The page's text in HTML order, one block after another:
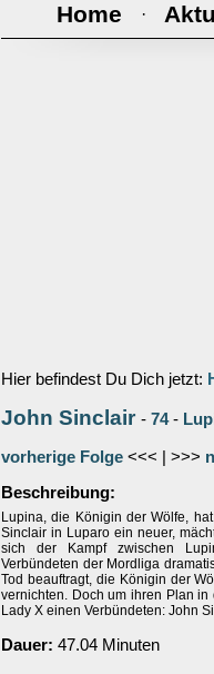
Home ·
Hier befindest Du Dich jetzt:
John Sinclair - 74-
vorherige Folge <<< | >>>
Beschreibung:
Lupina, die Königin der Wölfe,
Sinclair in Luparo ein neuer,
sich der Kampf zwischen
Verbündeten der Mordliga
Tod beauftragt, die Königin der
vernichten. Doch um ihren Plan in
Lady X einen Verbündeten: John
Dauer: 47.04 Minuten